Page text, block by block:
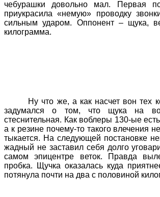
чебурашки довольно мал. Первая
приукрасила «немую» проводку
сильным ударом. Оппонент – щука,
килограмма.
Ну что же, а как насчет вон тех
задумался о том, что щука на
стеснительная. Как воблеры 130-ые
а к резине почему-то такого влечения
тыкается. На следующей постановке
жадный не заставил себя долго
самом эпицентре веток. Правда
пробка. Щучка оказалась куда
потянула почти на два с половиной